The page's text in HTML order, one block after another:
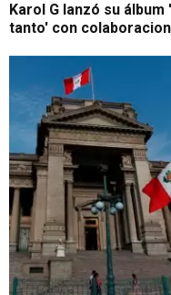
Karol G lanzó su
tanto' con